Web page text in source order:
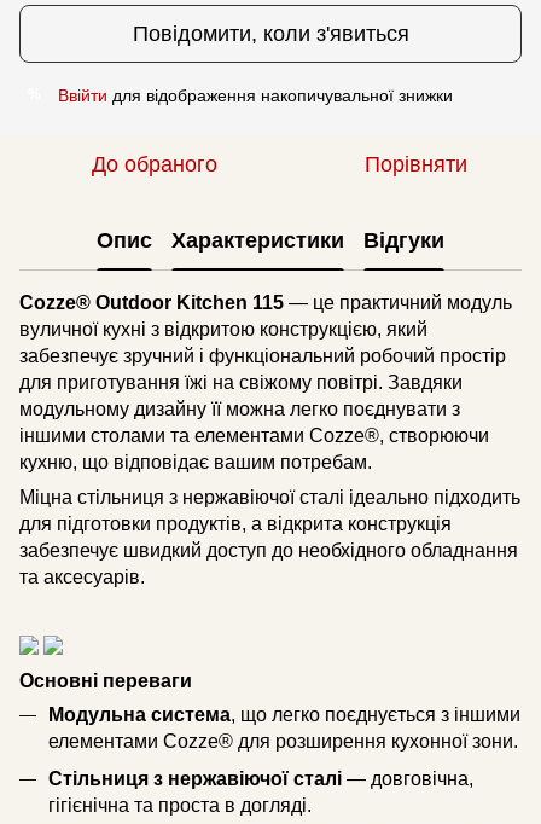
Повідомити, коли з'явиться
Ввійти для відображення накопичувальної знижки
До обраного Порівняти
Опис Характеристики Відгуки
Cozze® Outdoor Kitchen 115 — це практичний модуль
вуличної кухні з відкритою конструкцією, який
забезпечує зручний і функціональний робочий простір
для приготування їжі на свіжому повітрі. Завдяки
модульному дизайну її можна легко поєднувати з
іншими столами та елементами Cozze®, створюючи
кухню, що відповідає вашим потребам.
Міцна стільниця з нержавіючої сталі ідеально підходить
для підготовки продуктів, а відкрита конструкція
забезпечує швидкий доступ до необхідного обладнання
та аксесуарів.
Основні переваги
Модульна система, що легко поєднується з іншими
елементами Cozze® для розширення кухонної зони.
Стільниця з нержавіючої сталі — довговічна,
гігієнічна та проста в догляді.